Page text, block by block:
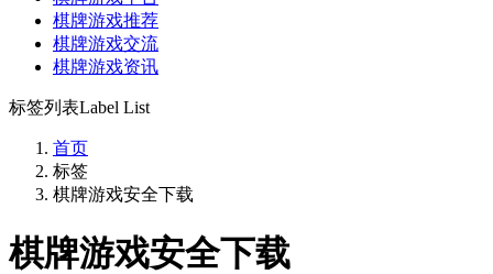
棋牌游戏推荐
棋牌游戏交流
棋牌游戏资讯
标签列表Label List
首页
标签
棋牌游戏安全下载
棋牌游戏安全下载